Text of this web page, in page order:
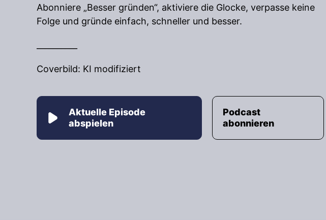
Abonniere „Besser gründen“, aktiviere die Glocke, verpasse keine
Folge und gründe einfach, schneller und besser.
Coverbild: KI modifiziert
Aktuelle Episode
abspielen
Podcast
abonnieren